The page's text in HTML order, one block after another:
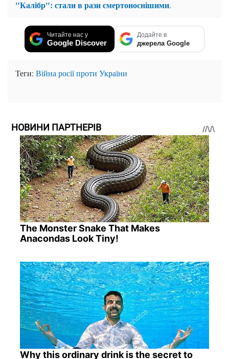
"Калібр": стали в рази смертоноснішими.
Читайте нас у
Google Discover
Додайте в
джерела Google
Теги: Війна росії проти України
НОВИНИ ПАРТНЕРІВ
The Monster Snake That Makes
Anacondas Look Tiny!
Why this ordinary drink is the secret to